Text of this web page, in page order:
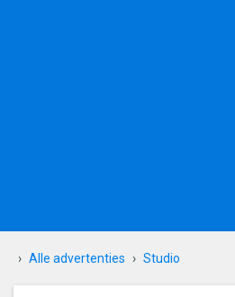
Alle advertenties Studio